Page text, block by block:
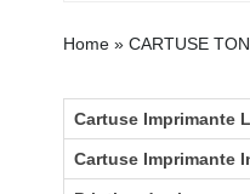
Home » CARTUSE
Cartuse Imprimante
Cartuse Imprimante